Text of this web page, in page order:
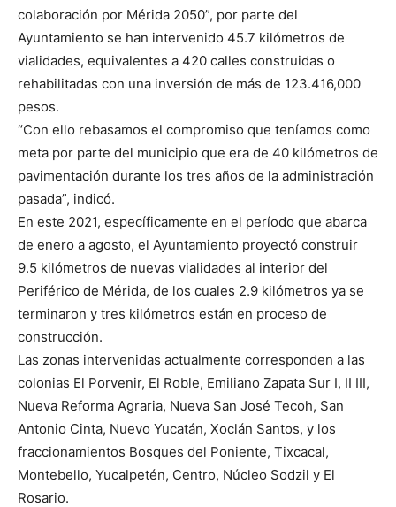
colaboración por Mérida 2050”, por parte del
Ayuntamiento se han intervenido 45.7 kilómetros de
vialidades, equivalentes a 420 calles construidas o
rehabilitadas con una inversión de más de 123.416,000
pesos.
“Con ello rebasamos el compromiso que teníamos como
meta por parte del municipio que era de 40 kilómetros de
pavimentación durante los tres años de la administración
pasada”, indicó.
En este 2021, específicamente en el período que abarca
de enero a agosto, el Ayuntamiento proyectó construir
9.5 kilómetros de nuevas vialidades al interior del
Periférico de Mérida, de los cuales 2.9 kilómetros ya se
terminaron y tres kilómetros están en proceso de
construcción.
Las zonas intervenidas actualmente corresponden a las
colonias El Porvenir, El Roble, Emiliano Zapata Sur I, II III,
Nueva Reforma Agraria, Nueva San José Tecoh, San
Antonio Cinta, Nuevo Yucatán, Xoclán Santos, y los
fraccionamientos Bosques del Poniente, Tixcacal,
Montebello, Yucalpetén, Centro, Núcleo Sodzil y El
Rosario.